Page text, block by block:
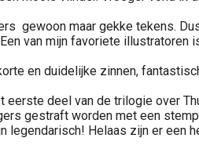
gewoon maar gekke tekens.
van mijn favoriete illustratoren
en duidelijke zinnen,
eerste deel van de trilogie over
gestraft worden met een
Helaas zijn er een